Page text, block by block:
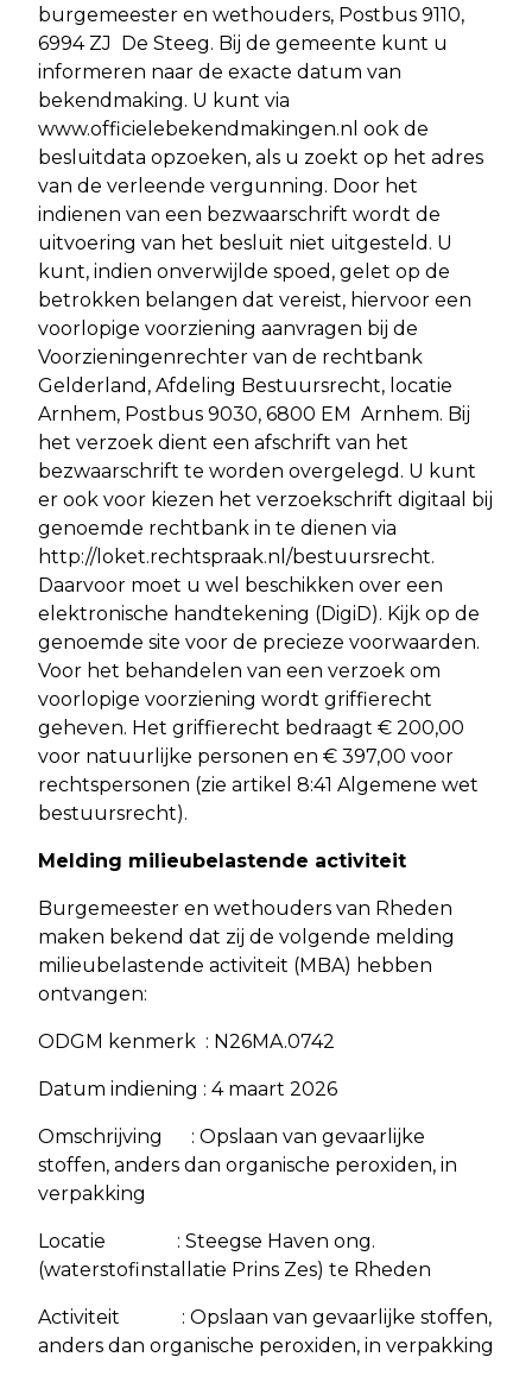
burgemeester en wethouders, Postbus 9110,
6994 ZJ De Steeg. Bij de gemeente kunt u
informeren naar de exacte datum van
bekendmaking. U kunt via
www.officielebekendmakingen.nl ook de
besluitdata opzoeken, als u zoekt op het adres
van de verleende vergunning. Door het
indienen van een bezwaarschrift wordt de
uitvoering van het besluit niet uitgesteld. U
kunt, indien onverwijlde spoed, gelet op de
betrokken belangen dat vereist, hiervoor een
voorlopige voorziening aanvragen bij de
Voorzieningenrechter van de rechtbank
Gelderland, Afdeling Bestuursrecht, locatie
Arnhem, Postbus 9030, 6800 EM Arnhem. Bij
het verzoek dient een afschrift van het
bezwaarschrift te worden overgelegd. U kunt
er ook voor kiezen het verzoekschrift digitaal bij
genoemde rechtbank in te dienen via
http://loket.rechtspraak.nl/bestuursrecht.
Daarvoor moet u wel beschikken over een
elektronische handtekening (DigiD). Kijk op de
genoemde site voor de precieze voorwaarden.
Voor het behandelen van een verzoek om
voorlopige voorziening wordt griffierecht
geheven. Het griffierecht bedraagt € 200,00
voor natuurlijke personen en € 397,00 voor
rechtspersonen (zie artikel 8:41 Algemene wet
bestuursrecht).
Melding milieubelastende activiteit
Burgemeester en wethouders van Rheden
maken bekend dat zij de volgende melding
milieubelastende activiteit (MBA) hebben
ontvangen:
ODGM kenmerk : N26MA.0742
Datum indiening : 4 maart 2026
Omschrijving : Opslaan van gevaarlijke
stoffen, anders dan organische peroxiden, in
verpakking
Locatie : Steegse Haven ong.
(waterstofinstallatie Prins Zes) te Rheden
Activiteit : Opslaan van gevaarlijke stoffen,
anders dan organische peroxiden, in verpakking